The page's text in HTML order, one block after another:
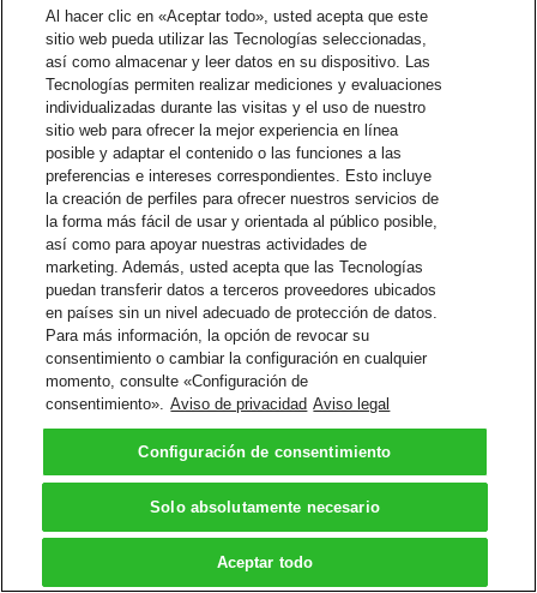
Al hacer clic en «Aceptar todo», usted acepta que este
sitio web pueda utilizar las Tecnologías seleccionadas,
así como almacenar y leer datos en su dispositivo. Las
Tecnologías permiten realizar mediciones y evaluaciones
individualizadas durante las visitas y el uso de nuestro
sitio web para ofrecer la mejor experiencia en línea
posible y adaptar el contenido o las funciones a las
preferencias e intereses correspondientes. Esto incluye
la creación de perfiles para ofrecer nuestros servicios de
la forma más fácil de usar y orientada al público posible,
así como para apoyar nuestras actividades de
marketing. Además, usted acepta que las Tecnologías
puedan transferir datos a terceros proveedores ubicados
en países sin un nivel adecuado de protección de datos.
Para más información, la opción de revocar su
consentimiento o cambiar la configuración en cualquier
momento, consulte «Configuración de
consentimiento». Aviso de privacidad Aviso legal
Configuración de consentimiento
Solo absolutamente necesario
Aceptar todo